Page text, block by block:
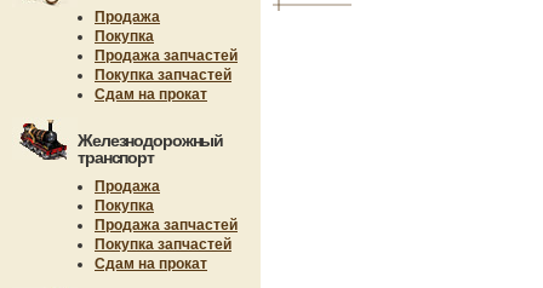
Продажа
Покупка
Продажа запчастей
Покупка запчастей
Сдам на прокат
Железнодорожный
транспорт
Продажа
Покупка
Продажа запчастей
Покупка запчастей
Сдам на прокат